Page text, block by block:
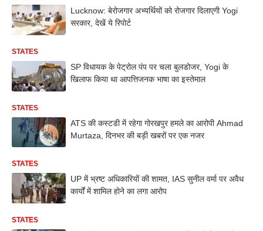
Lucknow: बेरोजगार अभ्यर्थियों को रोजगार दिलाएगी Yogi
सरकार, देखें ये रिपोर्ट
STATES
SP विधायक के पेट्रोल पंप पर चला बुलडोजर, Yogi के
खिलाफ किया था आपत्तिजनक भाषा का इस्तेमाल
STATES
ATS की कस्टडी में रहेगा गोरखपुर हमले का आरोपी Ahmad
Murtaza, दिनभर की बड़ी खबरों पर एक नजर
STATES
UP में भ्रष्ट अधिकारियों की शामत, IAS सुनील वर्मा पर अवैध
कार्यों में शामिल होने का लगा आरोप
STATES